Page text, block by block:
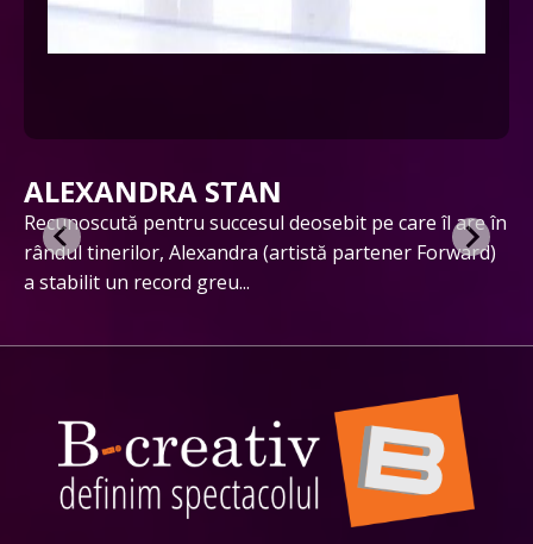
ALEXANDRA STAN
Recunoscută pentru succesul deosebit pe care îl are în
rândul tinerilor, Alexandra (artistă partener Forward)
a stabilit un record greu...